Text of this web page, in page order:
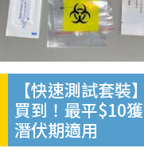
【快速測試套
買到！最平$10
潛伏期適用